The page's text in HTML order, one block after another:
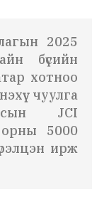
2025
бүсийн
хотноо
чуулга
JCI
5000
ирж